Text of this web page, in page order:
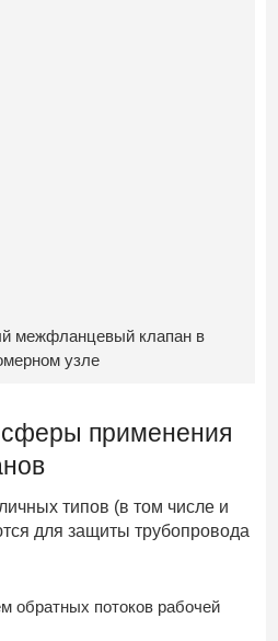
межфланцевый клапан в
узле
применения
типов (в том числе и
для защиты трубопровода
обратных потоков рабочей